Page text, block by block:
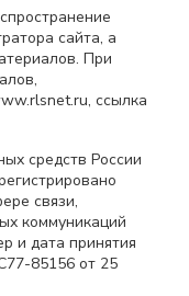
сайта, а
При
ссылка
средств России
связи,
коммуникаций
и дата принятия
85156 от 25